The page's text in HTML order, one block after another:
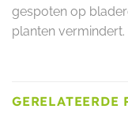
gespoten op
planten vermindert.
GERELATEERDE